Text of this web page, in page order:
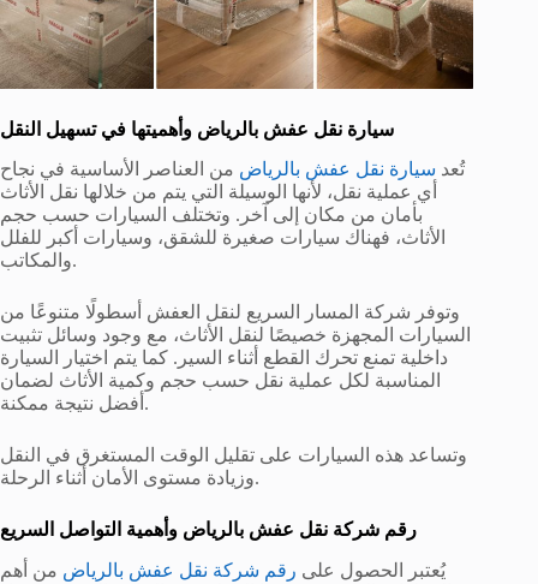
سيارة نقل عفش بالرياض وأهميتها في تسهيل النقل
تُعد سيارة نقل عفش بالرياض من العناصر الأساسية في نجاح
أي عملية نقل، لأنها الوسيلة التي يتم من خلالها نقل الأثاث
بأمان من مكان إلى آخر. وتختلف السيارات حسب حجم
الأثاث، فهناك سيارات صغيرة للشقق، وسيارات أكبر للفلل
والمكاتب.
وتوفر شركة المسار السريع لنقل العفش أسطولًا متنوعًا من
السيارات المجهزة خصيصًا لنقل الأثاث، مع وجود وسائل تثبيت
داخلية تمنع تحرك القطع أثناء السير. كما يتم اختيار السيارة
المناسبة لكل عملية نقل حسب حجم وكمية الأثاث لضمان
أفضل نتيجة ممكنة.
وتساعد هذه السيارات على تقليل الوقت المستغرق في النقل
وزيادة مستوى الأمان أثناء الرحلة.
رقم شركة نقل عفش بالرياض وأهمية التواصل السريع
يُعتبر الحصول على رقم شركة نقل عفش بالرياض من أهم